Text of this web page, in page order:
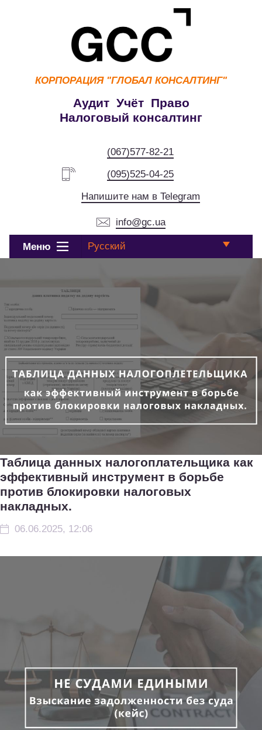
КОРПОРАЦИЯ "ГЛОБАЛ КОНСАЛТИНГ"
Аудит Учёт Право
Налоговый консалтинг
(067)577-82-21
(095)525-04-25
Напишите нам в Telegram
info@gc.ua
Меню Русский
Таблица данных налогоплательщика как
эффективный инструмент в борьбе
против блокировки налоговых
накладных.
06.06.2025, 12:06